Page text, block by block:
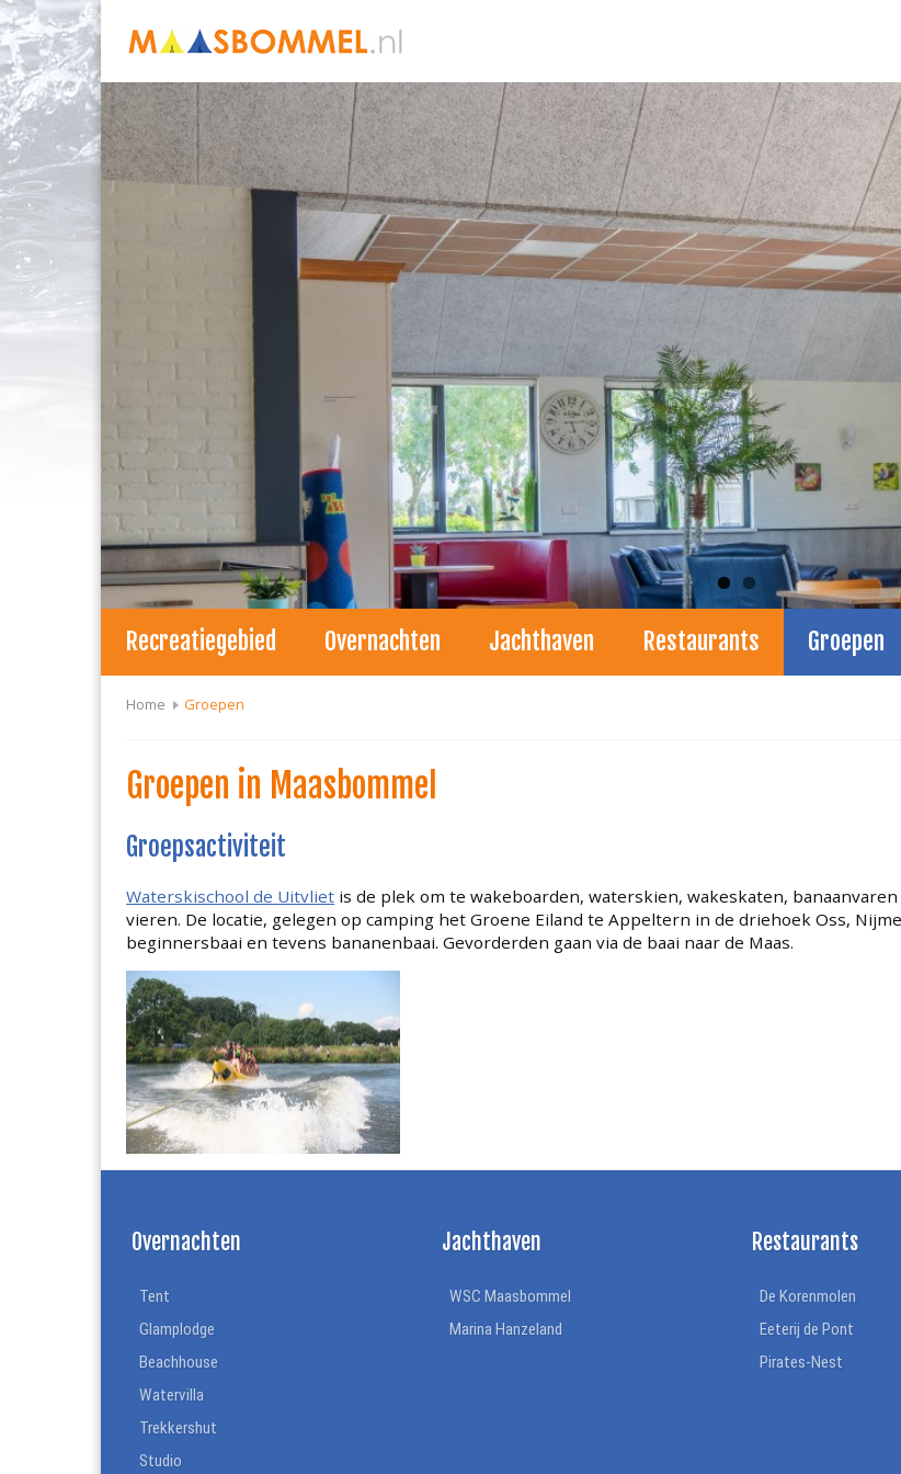
Recreatiegebied Overnachten Jachthaven Restaurants Groepen
Home Groepen
Groepen in Maasbommel
Groepsactiviteit
Waterskischool de Uitvliet is de plek om te wakeboarden, waterskien, wakeskaten,
vieren. De locatie, gelegen op camping het Groene Eiland te Appeltern in de driehoek Oss,
beginnersbaai en tevens bananenbaai. Gevorderden gaan via de baai naar de Maas.
Overnachten
Tent
Glamplodge
Beachhouse
Watervilla
Trekkershut
Studio
Jachthaven
WSC Maasbommel
Marina Hanzeland
Restaurants
De Korenmolen
Eeterij de Pont
Pirates-Nest